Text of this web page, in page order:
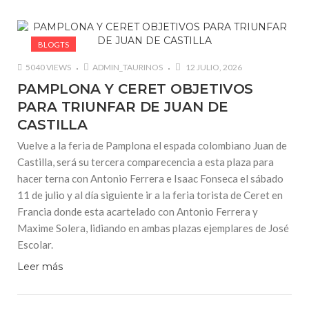
BLOGTS
5040 VIEWS ADMIN_TAURINOS 12 JULIO, 2026
PAMPLONA Y CERET OBJETIVOS
PARA TRIUNFAR DE JUAN DE
CASTILLA
Vuelve a la feria de Pamplona el espada colombiano Juan de
Castilla, será su tercera comparecencia a esta plaza para
hacer terna con Antonio Ferrera e Isaac Fonseca el sábado
11 de julio y al día siguiente ir a la feria torista de Ceret en
Francia donde esta acartelado con Antonio Ferrera y
Maxime Solera, lidiando en ambas plazas ejemplares de José
Escolar.
Leer más